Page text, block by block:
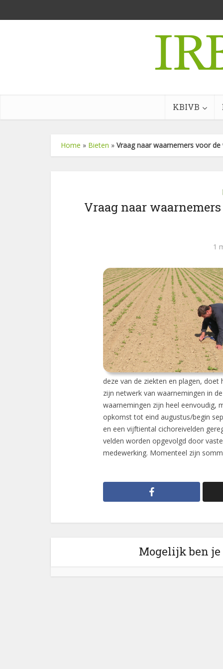
KBIVB
Home » Bieten » Vraag naar waarnemers voor
Vraag naar
1
deze van de ziekten en plagen,
zijn netwerk van waarnemingen in
waarnemingen zijn heel eenvoudig,
opkomst tot eind augustus/begin
en een vijftiental cichoreivelden
velden worden opgevolgd door
medewerking. Momenteel zijn
Mogelijk ben